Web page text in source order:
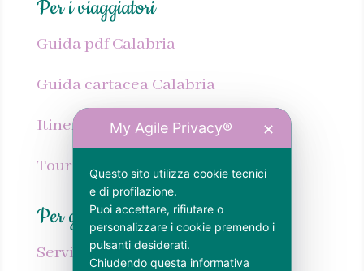
Per i viaggiatori
Guida pdf Calabria
Guida cartacea Calabria
Itinerari Calabria
Tour personalizzato Calabria
Per gli host
Servizi SEO per strutture ricettive
My Agile Privacy® ✕
Questo sito utilizza cookie tecnici
e di profilazione.
Puoi accettare, rifiutare o
personalizzare i cookie premendo i
pulsanti desiderati.
Chiudendo questa informativa